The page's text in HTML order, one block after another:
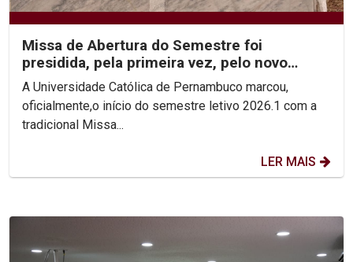
Missa de Abertura do Semestre foi
presidida, pela primeira vez, pelo novo
Reitor, Pe. Carlos Fritzen
A Universidade Católica de Pernambuco marcou,
oficialmente,o início do semestre letivo 2026.1 com a
tradicional Missa...
LER MAIS